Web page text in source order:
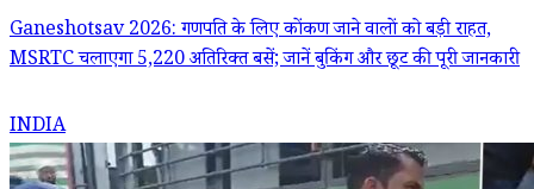
Ganeshotsav 2026: गणपति के लिए कोंकण जाने वालों को बड़ी राहत,
MSRTC चलाएगा 5,220 अतिरिक्त बसें; जानें बुकिंग और छूट की पूरी जानकारी
INDIA